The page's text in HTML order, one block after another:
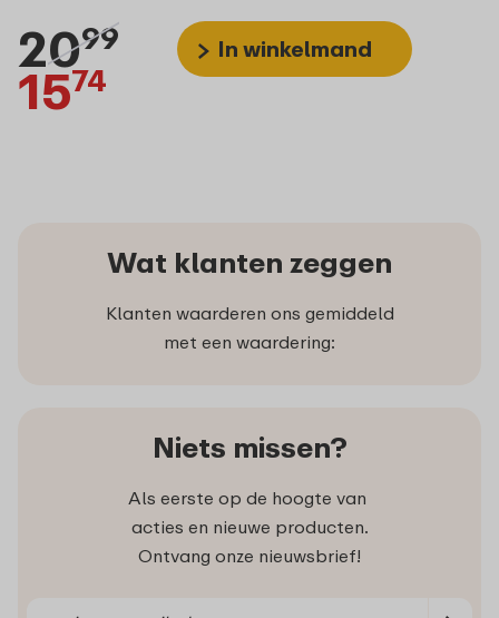
2099
1574
In winkelmand
Wat klanten zeggen
Klanten waarderen ons gemiddeld
met een waardering:
Niets missen?
Als eerste op de hoogte van
acties en nieuwe producten.
Ontvang onze nieuwsbrief!